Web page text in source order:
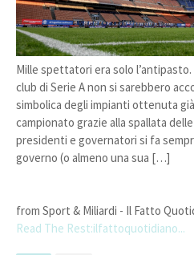
Mille spettatori era solo
club di Serie A non si sarebbero
simbolica degli impianti ottenuta
campionato grazie alla spallata
presidenti e governatori si fa
governo (o almeno una sua […]
from Sport & Miliardi - Il Fatto
Read The Rest:ilfattoquotidiano...